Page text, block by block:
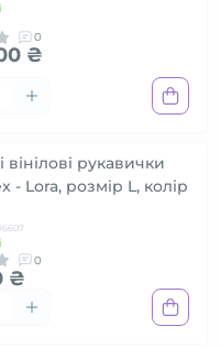
0
₴
вінілові рукавички
- Lora, розмір L, колір
0
₴